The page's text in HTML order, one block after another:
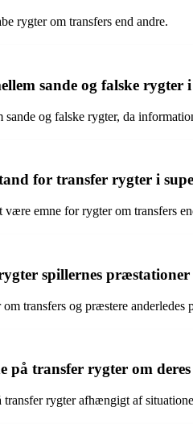
rygter om transfers end andre.
sande og falske rygter
og falske rygter, da
for transfer rygter i
emne for rygter om transfers
spillernes præstationer
transfers og præstere anderledes
på transfer rygter om deres
rygter afhængigt af